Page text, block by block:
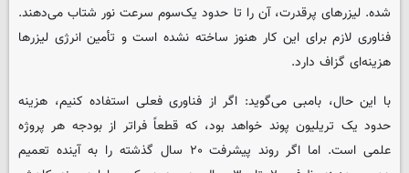
شده. لیزرهای پرقدرت، آن را تا حدود یک‌سوم سرعت نور شتاب می‌دهند.
فناوری لازم برای این کار هنوز ساخته نشده است و تأمین انرژی لیزرها
هزینه‌ای گزاف دارد.
با این حال، بامبی می‌گوید: اگر از فناوری فعلی استفاده کنیم، هزینه
حدود یک تریلیون پوند خواهد بود، که قطعاً فراتر از بودجه هر پروژه
علمی است. اما اگر روند پیشرفت ۲۰ سال گذشته را به آینده تعمیم